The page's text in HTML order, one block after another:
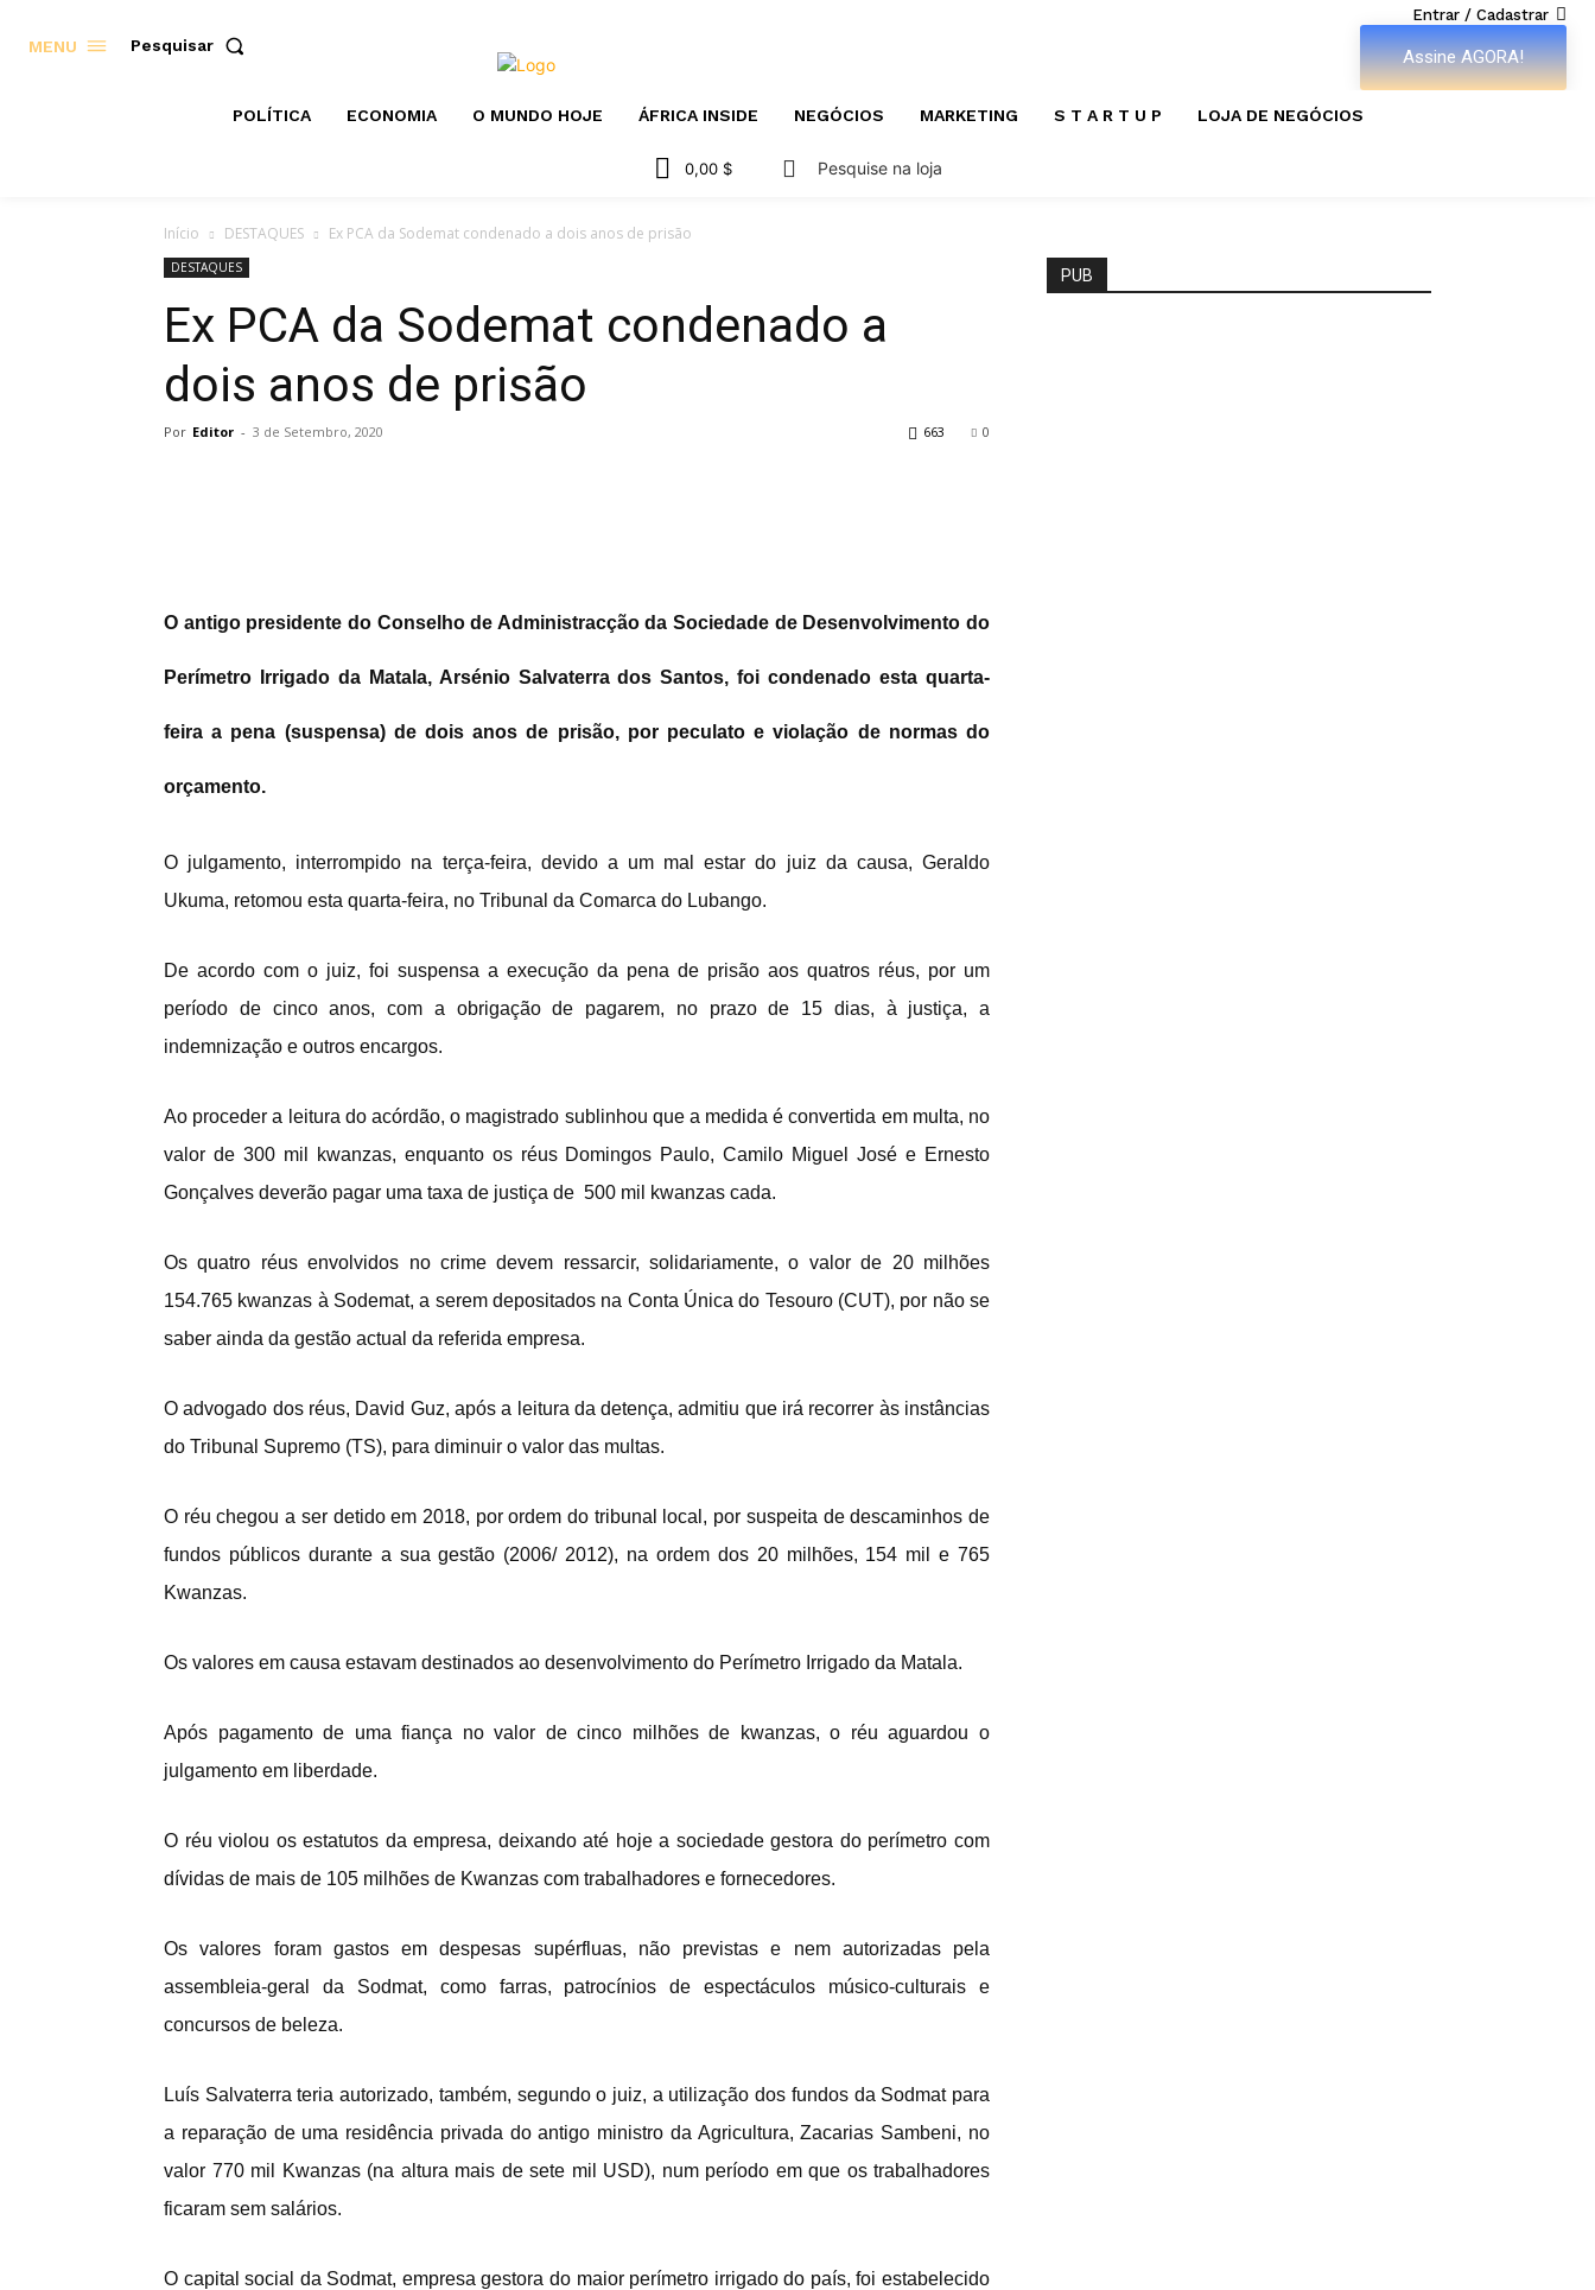
MENU Pesquisar
Entrar / Cadastrar
Assine AGORA!
POLÍTICA ECONOMIA O MUNDO HOJE ÁFRICA INSIDE NEGÓCIOS MARKETING S T A R T U P LOJA DE NEGÓCIOS
0,00 $ Pesquise na loja
Início DESTAQUES Ex PCA da Sodemat condenado a dois anos de prisão
DESTAQUES
Ex PCA da Sodemat condenado a
dois anos de prisão
Por Editor - 3 de Setembro, 2020 0
663
O antigo presidente do Conselho de Administracção da Sociedade de Desenvolvimento do
Perímetro Irrigado da Matala, Arsénio Salvaterra dos Santos, foi condenado esta quarta-
feira a pena (suspensa) de dois anos de prisão, por peculato e violação de normas do
orçamento.
O julgamento, interrompido na terça-feira, devido a um mal estar do juiz da causa, Geraldo
Ukuma, retomou esta quarta-feira, no Tribunal da Comarca do Lubango.
De acordo com o juiz, foi suspensa a execução da pena de prisão aos quatros réus, por um
período de cinco anos, com a obrigação de pagarem, no prazo de 15 dias, à justiça, a
indemnização e outros encargos.
Ao proceder a leitura do acórdão, o magistrado sublinhou que a medida é convertida em multa, no
valor de 300 mil kwanzas, enquanto os réus Domingos Paulo, Camilo Miguel José e Ernesto
Gonçalves deverão pagar uma taxa de justiça de 500 mil kwanzas cada.
Os quatro réus envolvidos no crime devem ressarcir, solidariamente, o valor de 20 milhões
154.765 kwanzas à Sodemat, a serem depositados na Conta Única do Tesouro (CUT), por não se
saber ainda da gestão actual da referida empresa.
O advogado dos réus, David Guz, após a leitura da detença, admitiu que irá recorrer às instâncias
do Tribunal Supremo (TS), para diminuir o valor das multas.
O réu chegou a ser detido em 2018, por ordem do tribunal local, por suspeita de descaminhos de
fundos públicos durante a sua gestão (2006/ 2012), na ordem dos 20 milhões, 154 mil e 765
Kwanzas.
Os valores em causa estavam destinados ao desenvolvimento do Perímetro Irrigado da Matala.
Após pagamento de uma fiança no valor de cinco milhões de kwanzas, o réu aguardou o
julgamento em liberdade.
O réu violou os estatutos da empresa, deixando até hoje a sociedade gestora do perímetro com
dívidas de mais de 105 milhões de Kwanzas com trabalhadores e fornecedores.
Os valores foram gastos em despesas supérfluas, não previstas e nem autorizadas pela
assembleia-geral da Sodmat, como farras, patrocínios de espectáculos músico-culturais e
concursos de beleza.
Luís Salvaterra teria autorizado, também, segundo o juiz, a utilização dos fundos da Sodmat para
a reparação de uma residência privada do antigo ministro da Agricultura, Zacarias Sambeni, no
valor 770 mil Kwanzas (na altura mais de sete mil USD), num período em que os trabalhadores
ficaram sem salários.
O capital social da Sodmat, empresa gestora do maior perímetro irrigado do país, foi estabelecido
PUB